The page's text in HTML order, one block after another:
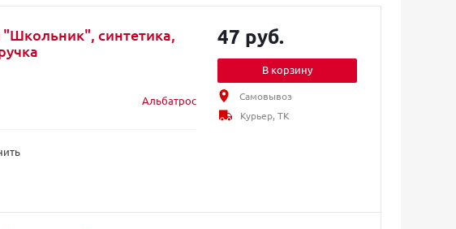
"Школьник", синтетика,
Альбатрос
47 руб.
В корзину
Самовывоз
Курьер, ТК